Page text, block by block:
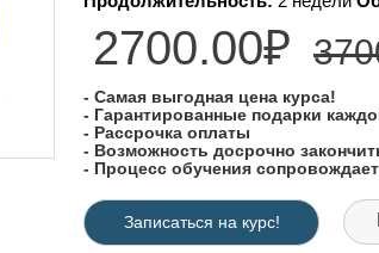
2700.00₽
- Самая выгодная цена курса!
- Гарантированные подарки
- Рассрочка оплаты
- Возможность досрочно
- Процесс обучения
Записаться на курс!